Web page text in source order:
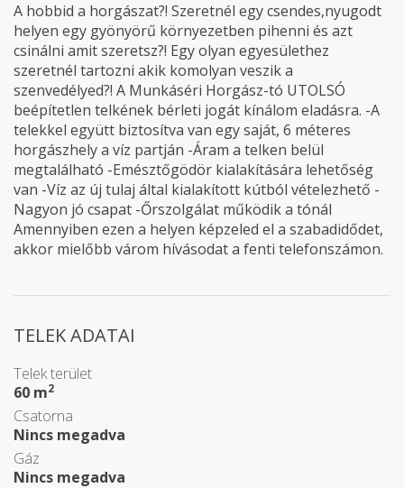
A hobbid a horgászat?! Szeretnél egy csendes,nyugodt
helyen egy gyönyörű környezetben pihenni és azt
csinálni amit szeretsz?! Egy olyan egyesülethez
szeretnél tartozni akik komolyan veszik a
szenvedélyed?! A Munkáséri Horgász-tó UTOLSÓ
beépítetlen telkének bérleti jogát kínálom eladásra. -A
telekkel együtt biztosítva van egy saját, 6 méteres
horgászhely a víz partján -Áram a telken belül
megtalálható -Emésztőgödör kialakítására lehetőség
van -Víz az új tulaj által kialakított kútból vételezhető -
Nagyon jó csapat -Őrszolgálat működik a tónál
Amennyiben ezen a helyen képzeled el a szabadidődet,
akkor mielőbb várom hívásodat a fenti telefonszámon.
TELEK ADATAI
Telek terület
60 m2
Csatorna
Nincs megadva
Gáz
Nincs megadva